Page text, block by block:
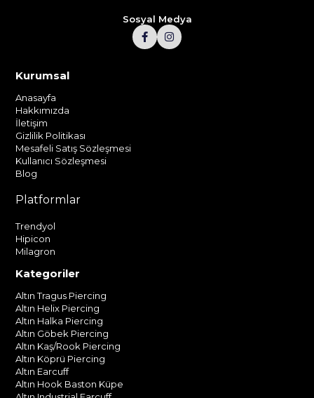
Sosyal Medya
Kurumsal
Anasayfa
Hakkımızda
İletişim
Gizlilik Politikası
Mesafeli Satış Sözleşmesi
Kullanıcı Sözleşmesi
Blog
Platformlar
Trendyol
Hipicon
Milagron
Kategoriler
Altın Tragus Piercing
Altın Helix Piercing
Altın Halka Piercing
Altın Göbek Piercing
Altın Kaş/Rook Piercing
Altın Köprü Piercing
Altın Earcuff
Altın Hook Baston Küpe